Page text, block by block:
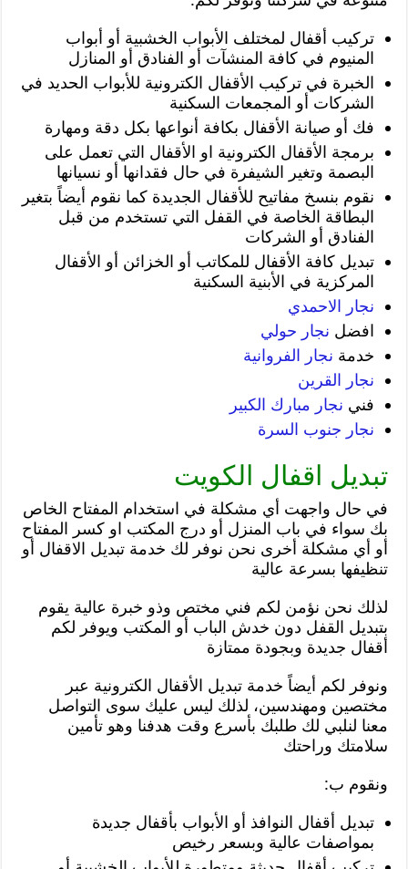
تركيب أقفال لمختلف الأبواب الخشبية أو أبواب
المنيوم في كافة المنشآت أو الفنادق أو المنازل
الخبرة في تركيب الأقفال الكترونية للأبواب الحديد في
الشركات أو المجمعات السكنية
فك أو صيانة الأقفال بكافة أنواعها بكل دقة ومهارة
برمجة الأقفال الكترونية او الأقفال التي تعمل على
البصمة وتغير الشيفرة في حال فقدانها أو نسيانها
نقوم بنسخ مفاتيح للأقفال الجديدة كما نقوم أيضاً بتغير
البطاقة الخاصة في القفل التي تستخدم من قبل
الفنادق أو الشركات
تبديل كافة الأقفال للمكاتب أو الخزائن أو الأقفال
المركزية في الأبنية السكنية
نجار الاحمدي
افضل نجار حولي
خدمة نجار الفروانية
نجار القرين
فني نجار مبارك الكبير
نجار جنوب السرة
تبديل اقفال الكويت
في حال واجهت أي مشكلة في استخدام المفتاح الخاص
بك سواء في باب المنزل أو درج المكتب او كسر المفتاح
أو أي مشكلة أخرى نحن نوفر لك خدمة تبديل الاقفال أو
تنظيفها بسرعة عالية
لذلك نحن نؤمن لكم فني مختص وذو خبرة عالية يقوم
بتبديل القفل دون خدش الباب أو المكتب ويوفر لكم
أقفال جديدة وبجودة ممتازة
ونوفر لكم أيضاً خدمة تبديل الأقفال الكترونية عبر
مختصين ومهندسين، لذلك ليس عليك سوى التواصل
معنا لنلبي لك طلبك بأسرع وقت هدفنا وهو تأمين
سلامتك وراحتك
ونقوم ب:
تبديل أقفال النوافذ أو الأبواب بأقفال جديدة
بمواصفات عالية وبسعر رخيص